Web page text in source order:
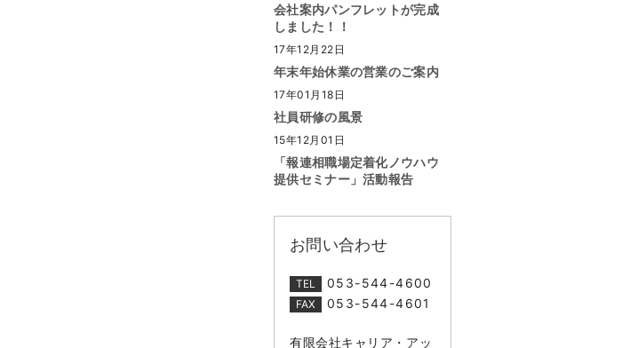
会社案内パンフレットが完成
しました！！
17年12月22日
年末年始休業の営業のご案内
17年01月18日
社員研修の風景
15年12月01日
「報連相職場定着化ノウハウ
提供セミナー」活動報告
お問い合わせ
TEL 053-544-4600
FAX 053-544-4601
有限会社キャリア・アッ